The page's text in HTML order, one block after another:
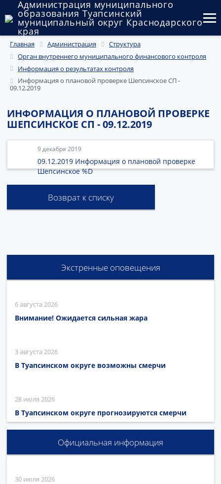
Администрация муниципального
образования Туапсинский
муниципальный округ Краснодарского
края
Округ
Администрация
Муниципальные закупки
Государственный и муниципальный контроль
Публичные слушания и общественные обсуждения
Документы
Главная Администрация
Структура
Орган внутреннего муниципального финансового контроля
Информация о результатах контроля
Информация о плановой проверке Шепсинское СП -
09.12.2019
ИНФОРМАЦИЯ О ПЛАНОВОЙ ПРОВЕРКЕ
ШЕПСИНСКОЕ СП - 09.12.2019
9 декабря 2019
09.12.2019 Информация о плановой проверке
Шепсинское %D
Возврат к списку
Экстренные оповещения
6 августа 2026
Внимание! Ожидается сильная жара
3 августа 2026
В Туапсинском округе возможны смерчи
28 июля 2026
В Туапсинском округе прогнозируются смерчи
Официальная информация
30 июля 2026